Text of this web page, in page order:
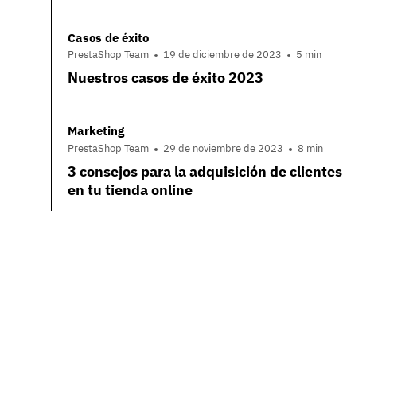
Casos de éxito
PrestaShop Team 19 de diciembre de 2023 5 min
Nuestros casos de éxito 2023
Marketing
PrestaShop Team 29 de noviembre de 2023 8 min
3 consejos para la adquisición de clientes
en tu tienda online